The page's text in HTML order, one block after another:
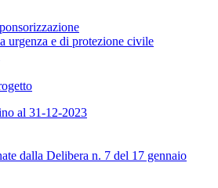
urgenza e di protezione civile
al 31-12-2023
dalla Delibera n. 7 del 17 gennaio